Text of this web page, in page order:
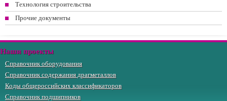
Технология строительства
Прочие документы
Наши проекты
Справочник оборудования
Справочник содержания драгметаллов
Коды общероссийских классификаторов
Справочник подшипников